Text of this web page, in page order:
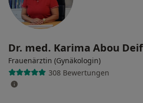
Dr. med. Karima Abou
Frauenärztin (Gynäkologin)
308 Bewertungen